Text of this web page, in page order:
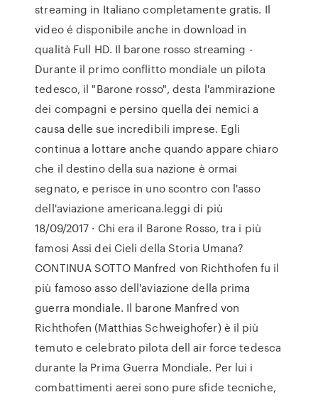
streaming in Italiano completamente gratis. Il
video é disponibile anche in download in
qualità Full HD. Il barone rosso streaming -
Durante il primo conflitto mondiale un pilota
tedesco, il "Barone rosso", desta l'ammirazione
dei compagni e persino quella dei nemici a
causa delle sue incredibili imprese. Egli
continua a lottare anche quando appare chiaro
che il destino della sua nazione è ormai
segnato, e perisce in uno scontro con l'asso
dell'aviazione americana.leggi di più
18/09/2017 · Chi era il Barone Rosso, tra i più
famosi Assi dei Cieli della Storia Umana?
CONTINUA SOTTO Manfred von Richthofen fu il
più famoso asso dell'aviazione della prima
guerra mondiale. Il barone Manfred von
Richthofen (Matthias Schweighofer) è il più
temuto e celebrato pilota dell air force tedesca
durante la Prima Guerra Mondiale. Per lui i
combattimenti aerei sono pure sfide tecniche,